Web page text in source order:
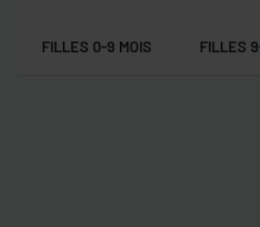
FILLES 0-9 MOIS FILLES